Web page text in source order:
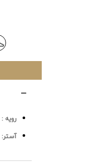
رویه :
آستر: